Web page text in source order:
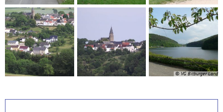
© VG Bitburger Land